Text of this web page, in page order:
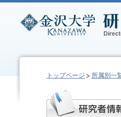
トップページ 所属別一